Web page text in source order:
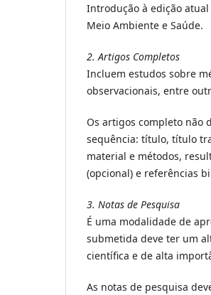
Introdução à edição
Meio Ambiente e Saúde.
2. Artigos Completos
Incluem estudos sobre
observacionais, entre
Os artigos completo não
sequência: título, título
material e métodos,
(opcional) e referências
3. Notas de Pesquisa
É uma modalidade de
submetida deve ter um
científica e de alta
As notas de pesquisa